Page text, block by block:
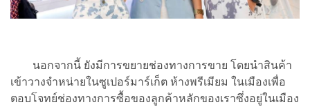
นอกจากนี้ ยังมีการขยายช่องทางการขาย โดยนำสินค้า
เข้าวางจำหน่ายในซูเปอร์มาร์เก็ต ห้างพรีเมียม ในเมืองเพื่อ
ตอบโจทย์ช่องทางการซื้อของลูกค้าหลักของเราซึ่งอยู่ในเมือง